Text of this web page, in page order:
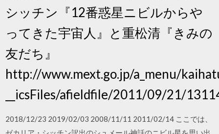
シッチン『12番惑星ニビルからや
ってきた宇宙人』と重松清『きみの
友だち』
http://www.mext.go.jp/a_menu/
__icsFiles/afieldfile/2011/09/21/
2018/12/23 2019/02/03 2008/11/11 2011/02/14 ここでは、